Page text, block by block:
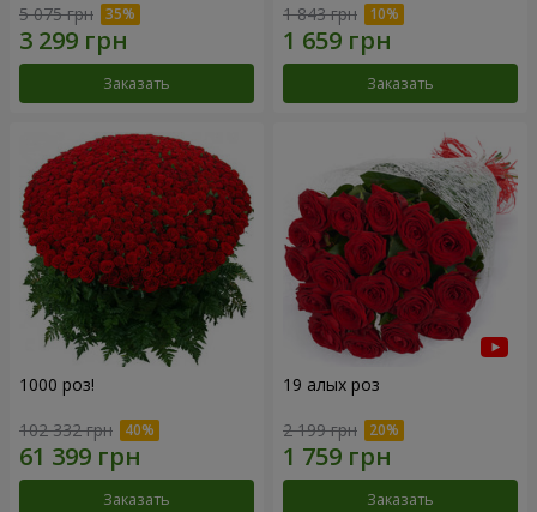
5 075 грн
Заказать
1 843 грн
Заказать
1000 роз!
102 332 грн
Заказать
19 алых роз
2 199 грн
Заказать